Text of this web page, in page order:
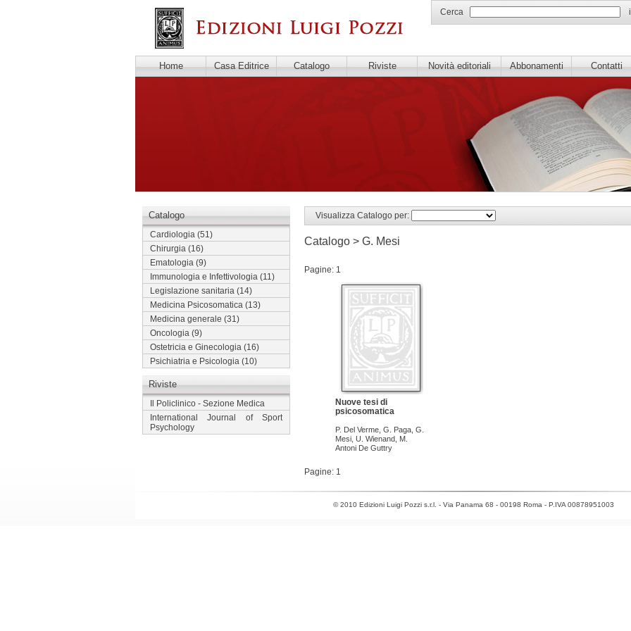
Cerca
Home Casa Editrice Catalogo Riviste Novità editoriali Abbonamenti Contatti
Catalogo
Cardiologia (51)
Chirurgia (16)
Ematologia (9)
Immunologia e Infettivologia (11)
Legislazione sanitaria (14)
Medicina Psicosomatica (13)
Medicina generale (31)
Oncologia (9)
Ostetricia e Ginecologia (16)
Psichiatria e Psicologia (10)
Riviste
Il Policlinico - Sezione Medica
International Journal of Sport
Psychology
Visualizza Catalogo per:
Catalogo > G. Mesi
Pagine: 1
Nuove tesi di
psicosomatica
P. Del Verme, G. Paga, G.
Mesi, U. Wienand, M.
Antoni De Guttry
Pagine: 1
© 2010 Edizioni Luigi Pozzi s.r.l. - Via Panama 68 - 00198 Roma - P.IVA 00878951003